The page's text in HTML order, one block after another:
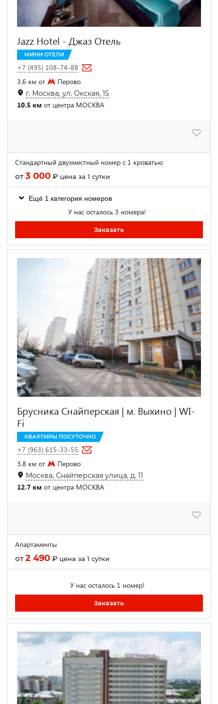
Jazz Hotel - Джаз Отель
МИНИ ОТЕЛИ
+7 (495) 108-74-88
3.6 км от
Перово
г. Москва, ул. Окская, 15
10.5 км от центра МОСКВА
Стандартный двухместный номер с 1 кроватью
от3 000 ₽ цена за 1 сутки
Ещё 1 категория номеров
У нас осталось 3 номера!
Заказать
Брусника Снайперская | м. Выхино | WI-
Fi
КВАРТИРЫ ПОСУТОЧНО
+7 (963) 615-33-55
3.8 км от
Перово
Москва, Снайперская улица, д. 11
12.7 км от центра МОСКВА
Апартаменты
от2 490 ₽ цена за 1 сутки
У нас осталось 1 номер!
Заказать